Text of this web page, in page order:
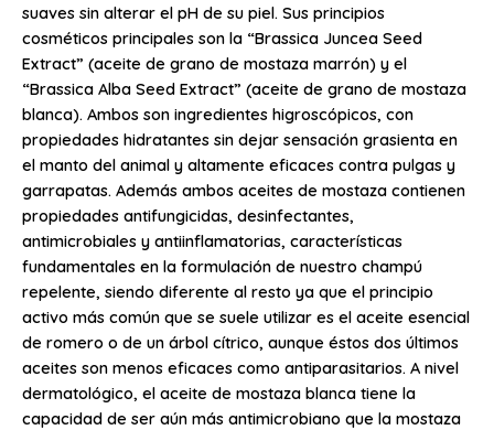
suaves sin alterar el pH de su piel. Sus principios
cosméticos principales son la “Brassica Juncea Seed
Extract” (aceite de grano de mostaza marrón) y el
“Brassica Alba Seed Extract” (aceite de grano de mostaza
blanca). Ambos son ingredientes higroscópicos, con
propiedades hidratantes sin dejar sensación grasienta en
el manto del animal y altamente eficaces contra pulgas y
garrapatas. Además ambos aceites de mostaza contienen
propiedades antifungicidas, desinfectantes,
antimicrobiales y antiinflamatorias, características
fundamentales en la formulación de nuestro champú
repelente, siendo diferente al resto ya que el principio
activo más común que se suele utilizar es el aceite esencial
de romero o de un árbol cítrico, aunque éstos dos últimos
aceites son menos eficaces como antiparasitarios. A nivel
dermatológico, el aceite de mostaza blanca tiene la
capacidad de ser aún más antimicrobiano que la mostaza